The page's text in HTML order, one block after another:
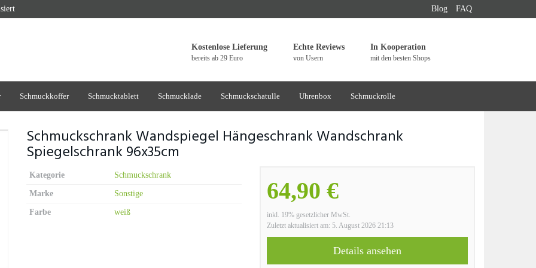
Blog FAQ
Kostenlose Lieferung
bereits ab 29 Euro
Echte Reviews
von Usern
In Kooperation
mit den besten Shops
Schmuckkoffer Schmucktablett Schmucklade Schmuckschatulle Uhrenbox Schmuckrolle
Schmuckschrank Wandspiegel Hängeschrank Wandschrank
Spiegelschrank 96x35cm
64,90 €
inkl. 19% gesetzlicher MwSt.
Zuletzt aktualisiert am: 5. August 2026 21:13
Details ansehen
Kategorie Schmuckschrank
Marke Sonstige
Farbe weiß